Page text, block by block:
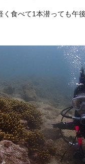
く食べて1本潜っても午